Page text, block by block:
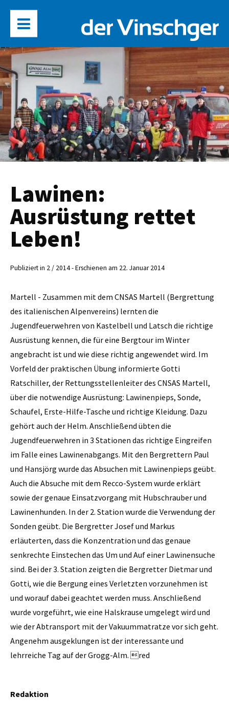
Lawinen:
Ausrüstung rettet
Leben!
Publiziert in 2 / 2014 - Erschienen am 22. Januar 2014
Martell - Zusammen mit dem CNSAS Martell (Bergrettung
des italienischen Alpenvereins) lernten die
Jugendfeuerwehren von Kastelbell und Latsch die richtige
Ausrüstung kennen, die für eine Bergtour im Winter
angebracht ist und wie diese richtig angewendet wird. Im
Vorfeld der praktischen Übung informierte Gotti
Ratschiller, der Rettungsstellenleiter des CNSAS Martell,
über die notwendige Ausrüstung: Lawinenpieps, Sonde,
Schaufel, Erste-Hilfe-Tasche und richtige Kleidung. Dazu
gehört auch der Helm. Anschließend übten die
Jugendfeuerwehren in 3 Stationen das richtige Eingreifen
im Falle eines Lawinenabgangs. Mit den Bergrettern Paul
und Hansjörg wurde das Absuchen mit Lawinenpieps geübt.
Auch die Absuche mit dem Recco-System wurde erklärt
sowie der genaue Einsatzvorgang mit Hubschrauber und
Lawinenhunden. In der 2. Station wurde die Verwendung der
Sonden geübt. Die Bergretter Josef und Markus
erläuterten, dass die Konzentration und das genaue
senkrechte Einstechen das Um und Auf einer Lawinensuche
sind. Bei der 3. Station zeigten die Bergretter ­Dietmar und
Gotti, wie die Bergung eines Verletzten vorzunehmen ist
und worauf dabei geachtet werden muss. Anschließend
wurde vorgeführt, wie eine Halskrause umgelegt wird und
wie der Abtransport mit der Vakuummatratze vor sich geht.
Angenehm ausgeklungen ist der interessante und
lehrreiche Tag auf der Grogg-Alm. red
Redaktion